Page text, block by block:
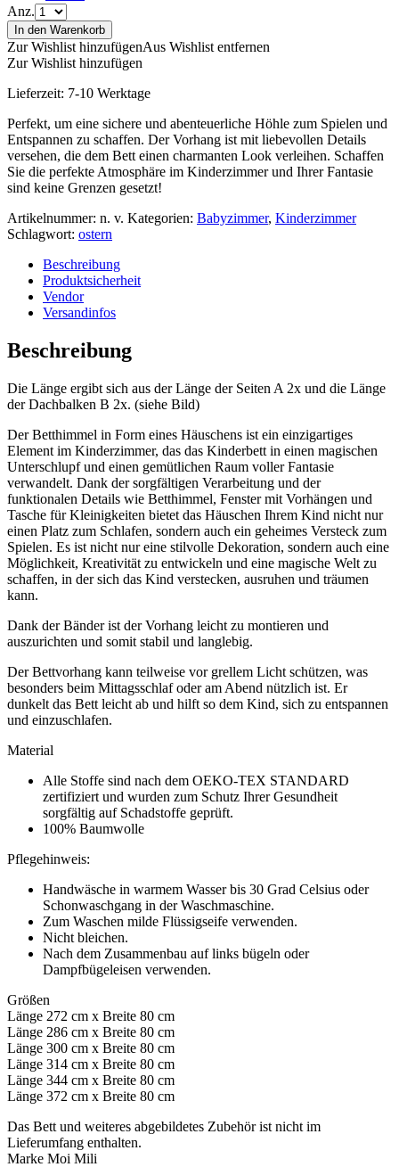
Anz.
In den Warenkorb
Zur Wishlist hinzufügenAus Wishlist entfernen
Zur Wishlist hinzufügen
Lieferzeit: 7-10 Werktage
Perfekt, um eine sichere und abenteuerliche Höhle zum Spielen und
Entspannen zu schaffen. Der Vorhang ist mit liebevollen Details
versehen, die dem Bett einen charmanten Look verleihen. Schaffen
Sie die perfekte Atmosphäre im Kinderzimmer und Ihrer Fantasie
sind keine Grenzen gesetzt!
Artikelnummer: n. v. Kategorien: Babyzimmer, Kinderzimmer
Schlagwort: ostern
Beschreibung
Produktsicherheit
Vendor
Versandinfos
Beschreibung
Die Länge ergibt sich aus der Länge der Seiten A 2x und die Länge
der Dachbalken B 2x. (siehe Bild)
Der Betthimmel in Form eines Häuschens ist ein einzigartiges
Element im Kinderzimmer, das das Kinderbett in einen magischen
Unterschlupf und einen gemütlichen Raum voller Fantasie
verwandelt. Dank der sorgfältigen Verarbeitung und der
funktionalen Details wie Betthimmel, Fenster mit Vorhängen und
Tasche für Kleinigkeiten bietet das Häuschen Ihrem Kind nicht nur
einen Platz zum Schlafen, sondern auch ein geheimes Versteck zum
Spielen. Es ist nicht nur eine stilvolle Dekoration, sondern auch eine
Möglichkeit, Kreativität zu entwickeln und eine magische Welt zu
schaffen, in der sich das Kind verstecken, ausruhen und träumen
kann.
Dank der Bänder ist der Vorhang leicht zu montieren und
auszurichten und somit stabil und langlebig.
Der Bettvorhang kann teilweise vor grellem Licht schützen, was
besonders beim Mittagsschlaf oder am Abend nützlich ist. Er
dunkelt das Bett leicht ab und hilft so dem Kind, sich zu entspannen
und einzuschlafen.
Material
Alle Stoffe sind nach dem OEKO-TEX STANDARD
zertifiziert und wurden zum Schutz Ihrer Gesundheit
sorgfältig auf Schadstoffe geprüft.
100% Baumwolle
Pflegehinweis:
Handwäsche in warmem Wasser bis 30 Grad Celsius oder
Schonwaschgang in der Waschmaschine.
Zum Waschen milde Flüssigseife verwenden.
Nicht bleichen.
Nach dem Zusammenbau auf links bügeln oder
Dampfbügeleisen verwenden.
Größen
Länge 272 cm x Breite 80 cm
Länge 286 cm x Breite 80 cm
Länge 300 cm x Breite 80 cm
Länge 314 cm x Breite 80 cm
Länge 344 cm x Breite 80 cm
Länge 372 cm x Breite 80 cm
Das Bett und weiteres abgebildetes Zubehör ist nicht im
Lieferumfang enthalten.
Marke Moi Mili